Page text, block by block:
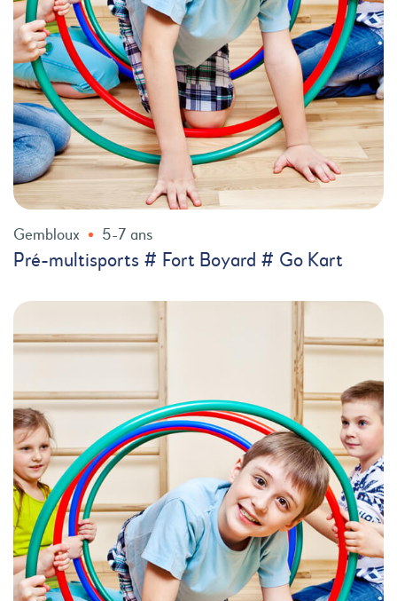
Gembloux 5-7 ans
Pré-multisports # Fort Boyard # Go Kart